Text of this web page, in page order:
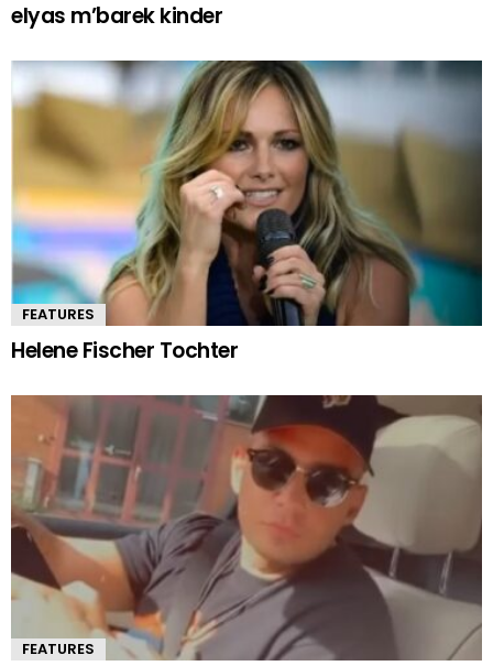
elyas m’barek kinder
FEATURES
Helene Fischer Tochter
FEATURES